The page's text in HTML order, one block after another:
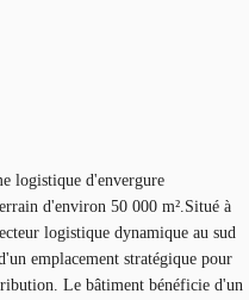
logistique d'envergure
d'environ 50 000 m².Situé à
logistique dynamique au sud
emplacement stratégique pour
Le bâtiment bénéficie d'un